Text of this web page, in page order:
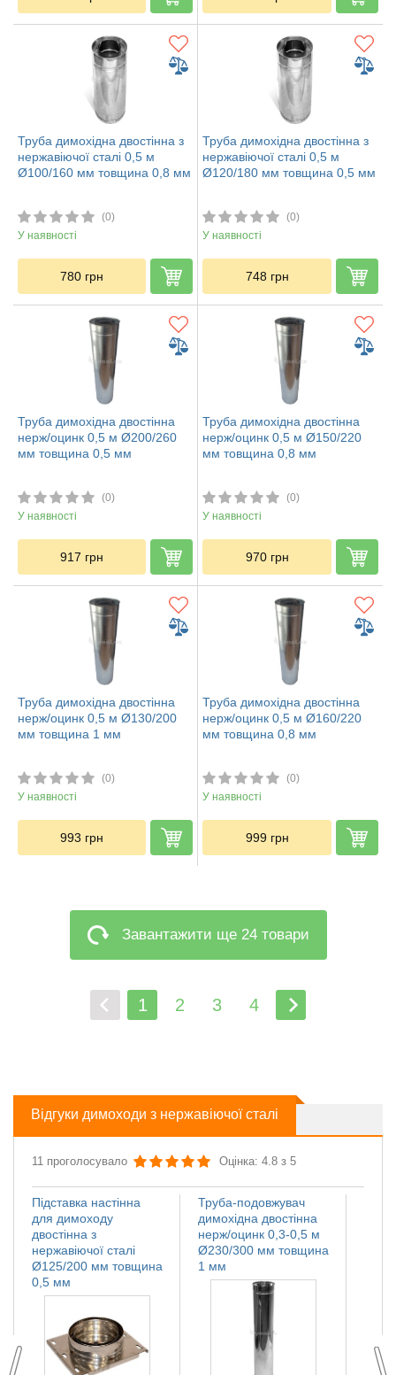
Труба димохідна двостінна з
нержавіючої сталі 0,5 м
Ø100/160 мм товщина 0,8 мм
(0)
У наявності
780 грн
Труба димохідна двостінна з
нержавіючої сталі 0,5 м
Ø120/180 мм товщина 0,5 мм
(0)
У наявності
748 грн
Труба димохідна двостінна
нерж/оцинк 0,5 м Ø200/260
мм товщина 0,5 мм
(0)
У наявності
917 грн
Труба димохідна двостінна
нерж/оцинк 0,5 м Ø150/220
мм товщина 0,8 мм
(0)
У наявності
970 грн
Труба димохідна двостінна
нерж/оцинк 0,5 м Ø130/200
мм товщина 1 мм
(0)
У наявності
993 грн
Труба димохідна двостінна
нерж/оцинк 0,5 м Ø160/220
мм товщина 0,8 мм
(0)
У наявності
999 грн
Завантажити ще 24 товари
1 2 3 4
Відгуки димоходи з нержавіючої сталі
11 проголосувало Оцінка: 4.8 з 5
Труба-подовжувач
димохідна двостінна
нерж/оцинк 0,3-0,5 м
Ø230/300 мм товщина
1 мм
Підставка настінна
для димоходу
двостінна з
нержавіючої сталі
Ø125/200 мм товщина
0,5 мм